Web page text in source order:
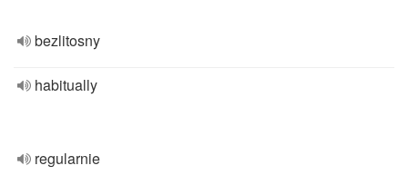
bezlitosny
habitually
regularnie